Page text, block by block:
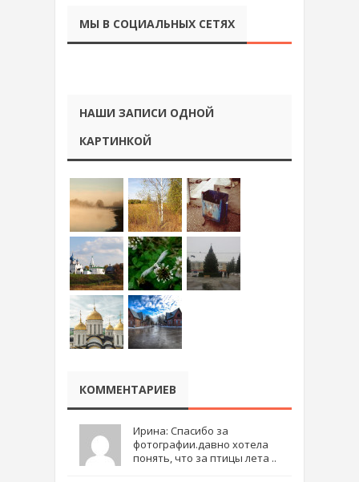
МЫ В СОЦИАЛЬНЫХ СЕТЯХ
НАШИ ЗАПИСИ ОДНОЙ
КАРТИНКОЙ
КОММЕНТАРИЕВ
Ирина: Спасибо за
фотографии.давно хотела
понять, что за птицы лета ..